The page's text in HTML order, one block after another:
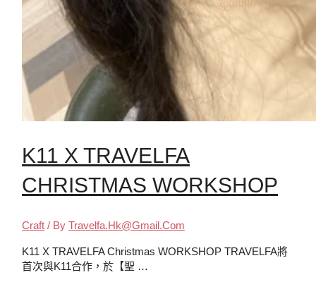
K11 X TRAVELFA
CHRISTMAS WORKSHOP
Craft / ByTravelfa.hk@gmail.com
K11 X TRAVELFA Christmas WORKSHOP TRAVELFA將
首次與K11合作，於【聖 …